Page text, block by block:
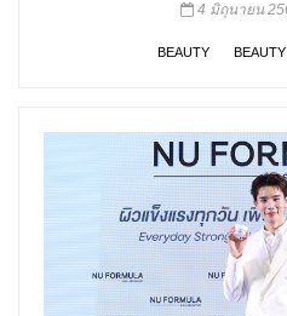
4 มิถุนายน
BEAUTY